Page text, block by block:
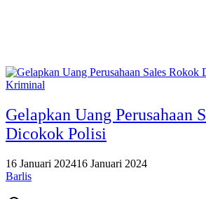
Kriminal
Gelapkan Uang Perusahaan
Dicokok Polisi
16 Januari 202416 Januari 2024
Barlis